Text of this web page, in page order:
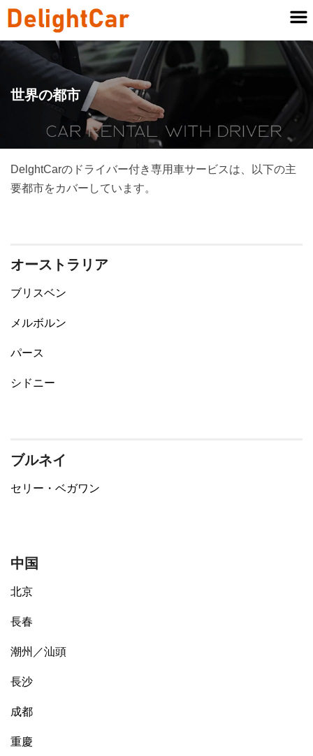
世界の都市
DelghtCarのドライバー付き専用車サービスは、以下の主
要都市をカバーしています。
オーストラリア
ブリスベン
メルボルン
パース
シドニー
ブルネイ
セリー・ベガワン
中国
北京
長春
潮州／汕頭
長沙
成都
重慶